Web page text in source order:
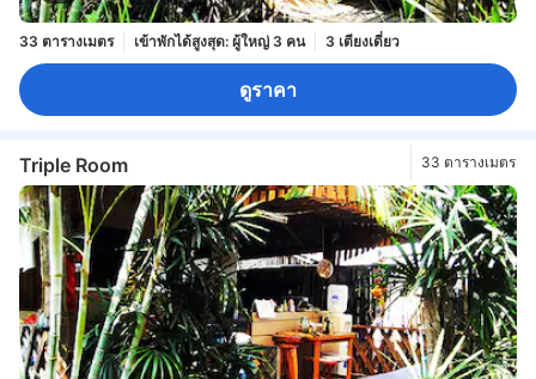
33 ตารางเมตร เข้าพักได้สูงสุด: ผู้ใหญ่ 3 คน 3 เตียงเดี่ยว
ดูราคา
Triple Room 33 ตารางเมตร